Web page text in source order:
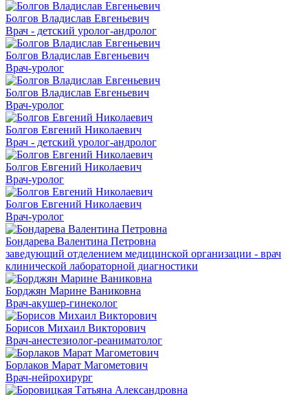
Болгов Владислав Евгеньевич
Врач - детский уролог-андролог
Болгов Владислав Евгеньевич
Врач-уролог
Болгов Владислав Евгеньевич
Врач-уролог
Болгов Евгений Николаевич
Врач - детский уролог-андролог
Болгов Евгений Николаевич
Врач-уролог
Болгов Евгений Николаевич
Врач-уролог
Бондарева Валентина Петровна
заведующий отделением медицинской организации - врач
клинической лабораторной диагностики
Борджян Марине Ваниковна
Врач-акушер-гинеколог
Борисов Михаил Викторович
Врач-анестезиолог-реаниматолог
Борлаков Марат Магометович
Врач-нейрохирург